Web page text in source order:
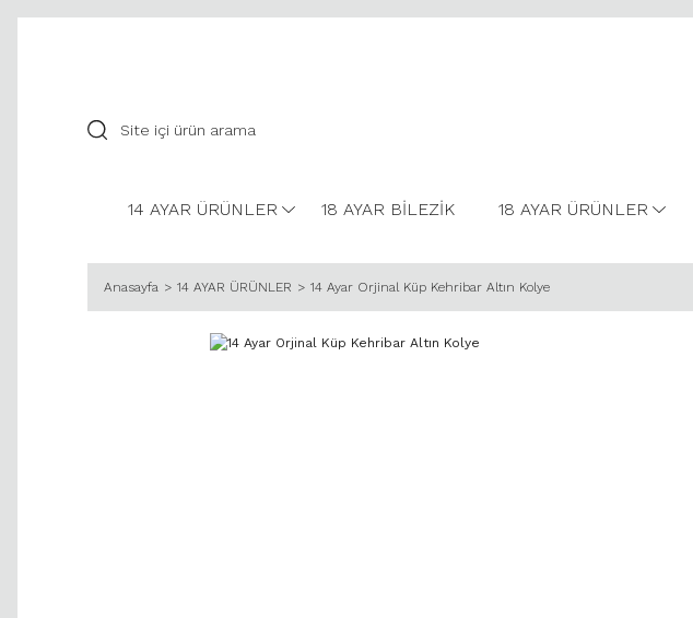
14 AYAR ÜRÜNLER 18 AYAR BİLEZİK 18 AYAR ÜRÜNLER
Anasayfa 14 AYAR ÜRÜNLER 14 Ayar Orjinal Küp Kehribar Altın Kolye